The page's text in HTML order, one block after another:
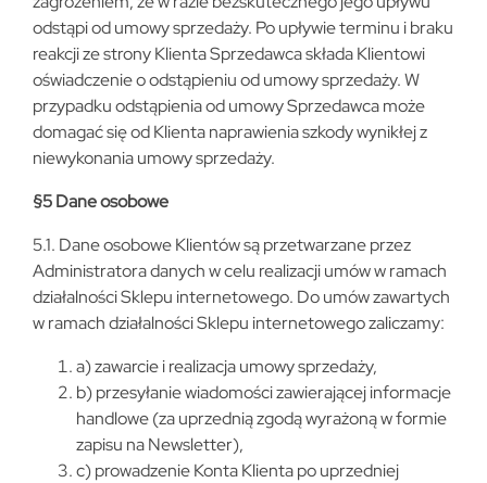
odstąpi od umowy sprzedaży. Po upływie terminu i braku
reakcji ze strony Klienta Sprzedawca składa Klientowi
oświadczenie o odstąpieniu od umowy sprzedaży. W
przypadku odstąpienia od umowy Sprzedawca może
domagać się od Klienta naprawienia szkody wynikłej z
niewykonania umowy sprzedaży.
§5 Dane osobowe
5.1. Dane osobowe Klientów są przetwarzane przez
Administratora danych w celu realizacji umów w ramach
działalności Sklepu internetowego. Do umów zawartych
w ramach działalności Sklepu internetowego zaliczamy:
a) zawarcie i realizacja umowy sprzedaży,
b) przesyłanie wiadomości zawierającej informacje
handlowe (za uprzednią zgodą wyrażoną w formie
zapisu na Newsletter),
c) prowadzenie Konta Klienta po uprzedniej